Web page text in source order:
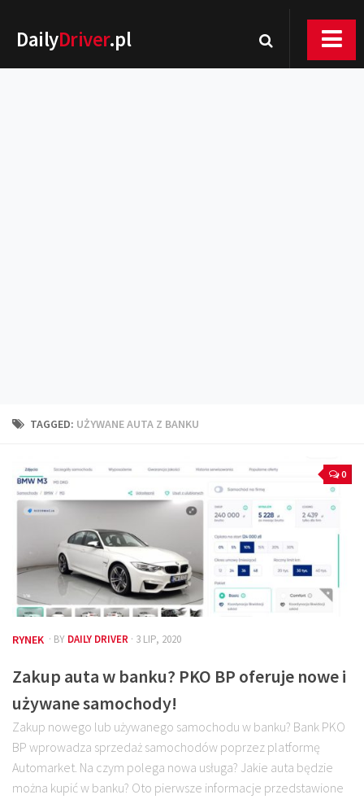
DailyDriver.pl
Technika jazdy
Kalkulatory
Przelicznik mocy
Auto z niemiec
Galerie
TAGGED: UŻYWANE AUTA Z BANKU
0
RYNEK · BY DAILY DRIVER · 3 LIP, 2020
Zakup auta w banku? PKO BP oferuje nowe i
używane samochody!
Zakup nowego lub używanego samochodu w banku? Bank PKO
BP wprowadza sprzedaż samochodów poprzez platformę
Automarket. Na czym polega nowa usługa? Jakie auta będzie
można kupić w banku? Oto pierwsze informacje przedstawione